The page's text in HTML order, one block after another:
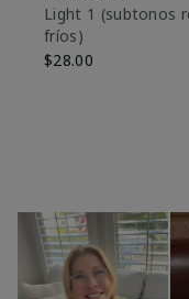
Light 1​ (subtonos
fríos)
$28.00